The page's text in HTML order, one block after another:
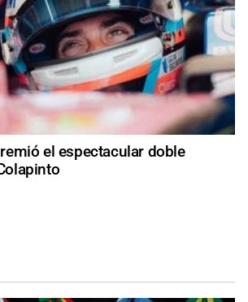
el espectacular doble